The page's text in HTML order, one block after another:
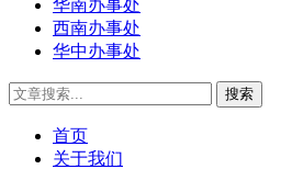
华南办事处
西南办事处
华中办事处
首页
关于我们